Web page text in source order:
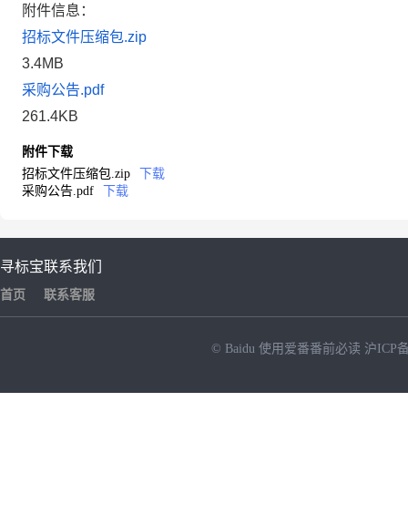
附件信息：
招标文件压缩包.zip
3.4MB
采购公告.pdf
261.4KB
附件下载
招标文件压缩包.zip
下载
采购公告.pdf
下载
寻标宝
首页
联系我们
联系客服
© Baidu 使用爱番番前必读 沪ICP